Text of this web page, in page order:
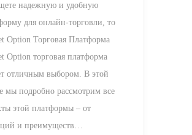
надежную и удобную
для онлайн-торговли, то
Option Торговая Платформа
Option торговая платформа
отличным выбором. В этой
мы подробно рассмотрим все
этой платформы – от
и преимуществ…